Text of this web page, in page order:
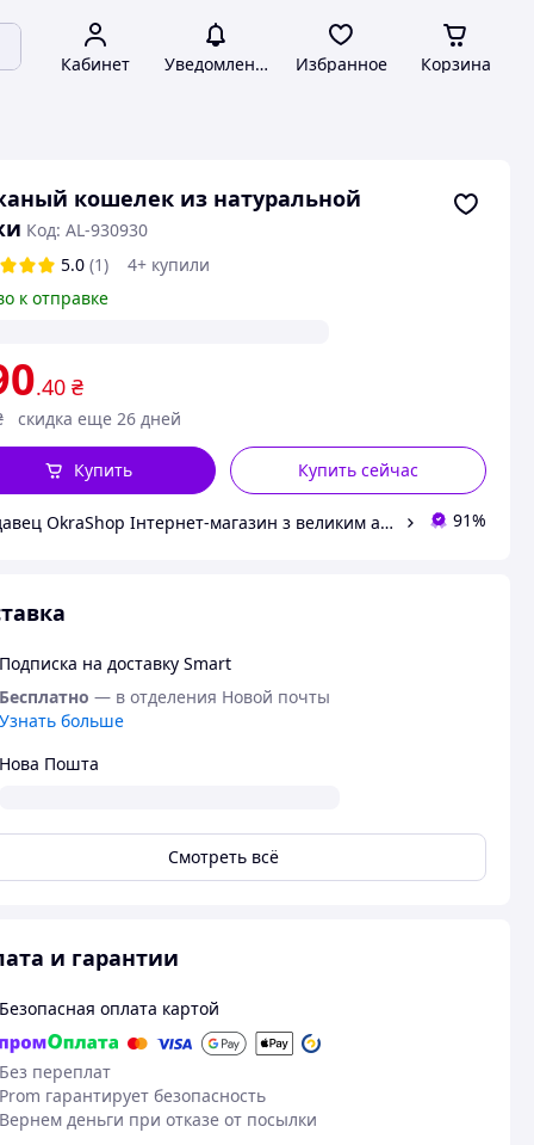
Кабинет Уведомления Избранное Корзина
кошелек из натуральной
Код: AL-930930
5.0 (1)
4+ купили
к отправке
.40 ₴
скидка еще 26 дней
Купить сейчас
Купить
Продавец OkraShop Інтернет-магазин з великим асортиментом товару 91%
Подписка на доставку Smart
Бесплатно — в отделения Новой почты
Узнать больше
Нова Пошта
Смотреть всё
и гарантии
Безопасная оплата картой
Без переплат
Prom гарантирует безопасность
Вернем деньги при отказе от посылки